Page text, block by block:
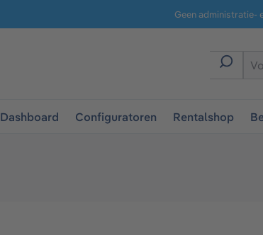
Ga naar navigatie B2B-platformGeen administratie-
Dashboard Configuratoren Rentalshop